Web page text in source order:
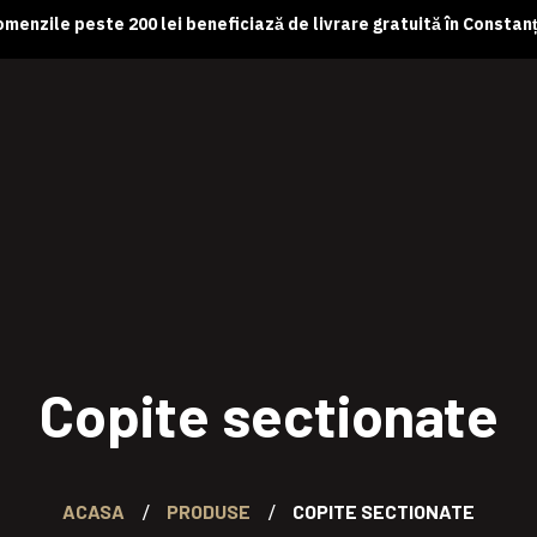
peste 200 lei beneficiază de livrare gratuită în
Copite sectionate
ACASA PRODUSE COPITE SECTIONATE